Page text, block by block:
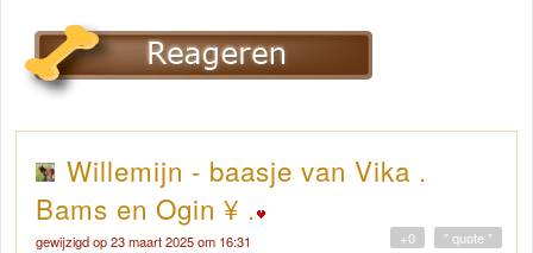
Willemijn - baasje van Vika .
Bams en Ogin ¥ .
gewijzigd op 23 maart 2025 om 16:31 " quote "
+0